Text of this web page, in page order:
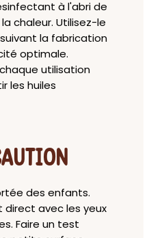
à l'abri de
chaleur. Utilisez-le
la fabrication
optimale.
utilisation
les huiles
des enfants.
direct avec les yeux
Faire un test